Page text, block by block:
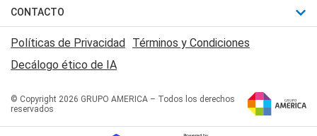
Judiciales
Economia
Trucos caseros
Series y Películas
Edictos y Solicitadas
Mundial
Automovilismo
Rugby
Básquet
Canal 7 en Vivo
San Juan 8
CONTACTO
Acerca de Nosotros
Contactanos
Políticas de Privacidad Términos y Condiciones
Decálogo ético de IA
© Copyright 2026 GRUPO AMERICA – Todos los derechos
reservados